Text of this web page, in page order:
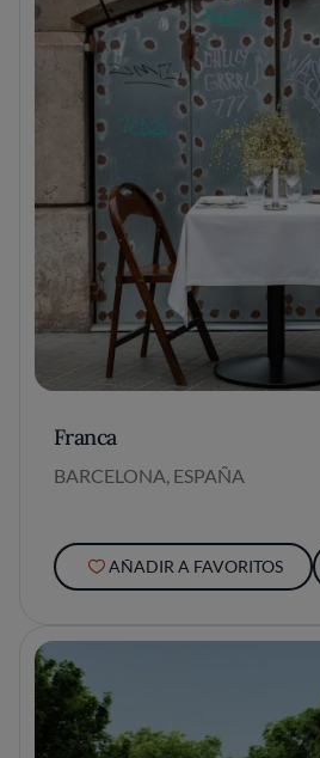
Franca
BARCELONA, ESPAÑA
AÑADIR A FAVORITOS